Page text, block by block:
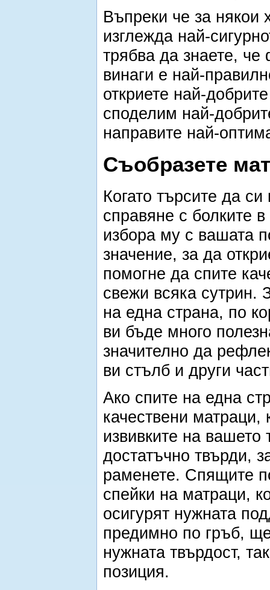
Въпреки че за някои
изглежда най-
трябва да знаете, че
винаги е най-
откриете най-
споделим най-
направите най-
Съобразете
Когато търсите да
справяне с болките
избора му с вашата
значение, за да
помогне да спите
свежи всяка сутрин.
на една страна, по
ви бъде много
значително да
ви стълб и други
Ако спите на една
качествени
извивките на
достатъчно твърди,
раменете. Спящите
спейки на матраци,
осигурят нужната
предимно по гръб,
нужната твърдост,
позиция.